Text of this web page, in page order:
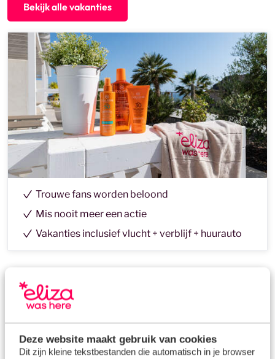
Deze website maakt gebruik van cookies
Dit zijn kleine tekstbestanden die automatisch in je browser
Bekijk alle vakanties
Trouwe fans worden beloond
Mis nooit meer een actie
Vakanties inclusief vlucht + verblijf + huurauto
Black Friday